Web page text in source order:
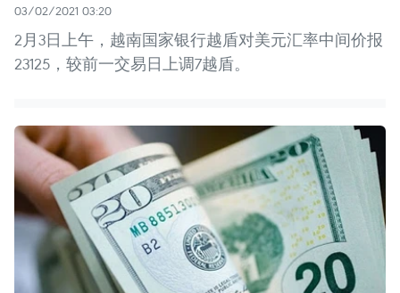
03/02/2021 03:20
2月3日上午，越南国家银行越盾对美元汇率中间价报
23125，较前一交易日上调7越盾。